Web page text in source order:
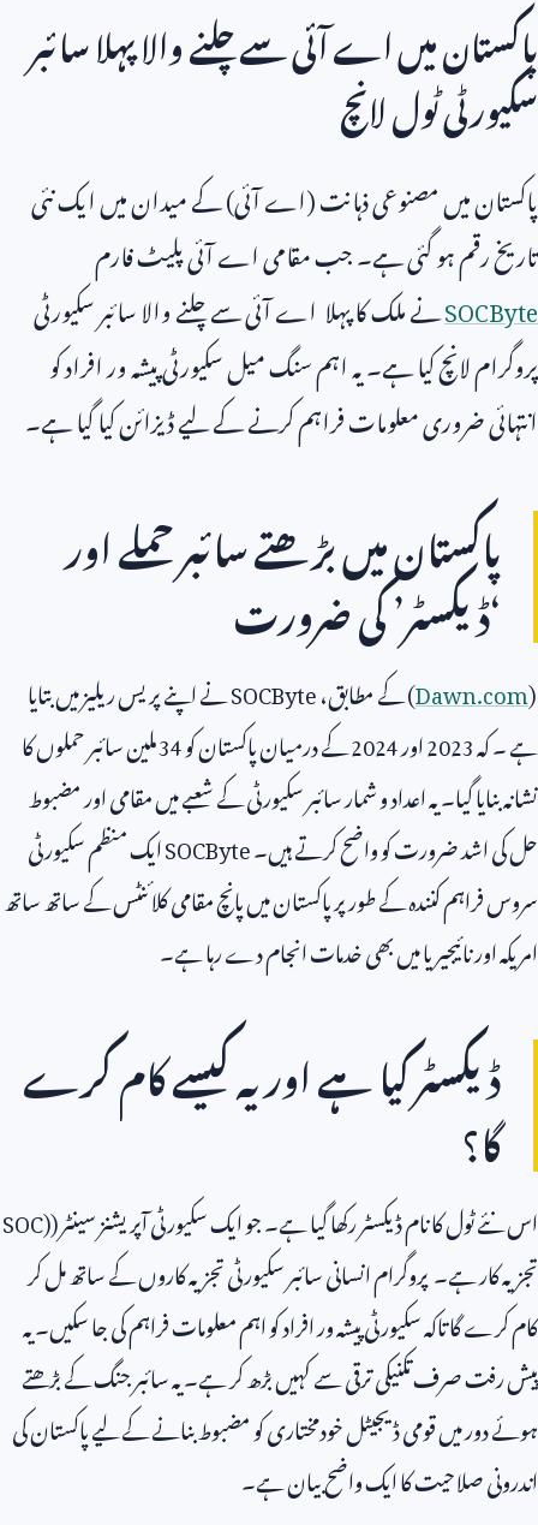
پاکستان میں اے آئی سے چلنے والا پہلا سائبر
سکیورٹی ٹول لانچ
پاکستان میں مصنوعی ذہانت (اے آئی) کے میدان میں ایک نئی
تاریخ رقم ہو گئی ہے۔ جب مقامی اے آئی پلیٹ فارم
SOCByteنے ملک کا پہلا اے آئی سے چلنے والا سائبر سکیورٹی
پروگرام لانچ کیا ہے۔ یہ اہم سنگ میل سکیورٹی پیشہ ور افراد کو
انتہائی ضروری معلومات فراہم کرنے کے لیے ڈیزائن کیا گیا ہے۔
پاکستان میں بڑھتے سائبر حملے اور
‘ڈیکسٹر’ کی ضرورت
(
Dawn.com) کے مطابق،SOCByteنے اپنے پریس ریلیز میں بتایا
ہے ۔ کہ2023اور2024کے درمیان پاکستان کو34ملین سائبر حملوں کا
نشانہ بنایا گیا۔ یہ اعداد و شمار سائبر سکیورٹی کے شعبے میں مقامی اور مضبوط
حل کی اشد ضرورت کو واضح کرتے ہیں۔SOCByteایک منظم سکیورٹی
سروس فراہم کنندہ کے طور پر پاکستان میں پانچ مقامی کلائنٹس کے ساتھ ساتھ
امریکہ اور نائیجیریا میں بھی خدمات انجام دے رہا ہے۔
ڈیکسٹر کیا ہے اور یہ کیسے کام کرے
گا؟
اس نئے ٹول کا نام ڈیکسٹر رکھا گیا ہے۔ جو ایک سکیورٹی آپریشنز سینٹر (SOC)
تجزیہ کار ہے۔ پروگرام انسانی سائبر سکیورٹی تجزیہ کاروں کے ساتھ مل کر
کام کرے گا تاکہ سکیورٹی پیشہ ور افراد کو اہم معلومات فراہم کی جا سکیں۔ یہ
پیش رفت صرف تکنیکی ترقی سے کہیں بڑھ کر ہے۔ یہ سائبر جنگ کے بڑھتے
ہوئے دور میں قومی ڈیجیٹل خودمختاری کو مضبوط بنانے کے لیے پاکستان کی
اندرونی صلاحیت کا ایک واضح بیان ہے۔